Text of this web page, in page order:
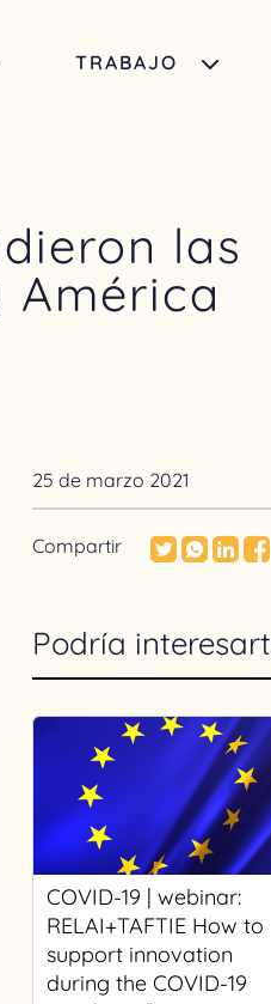
TRABAJO
las
América
25 de marzo 2021
Compartir
Podría
COVID-19 | webinar:
RELAI+TAFTIE How to
support innovation
during the COVID-19